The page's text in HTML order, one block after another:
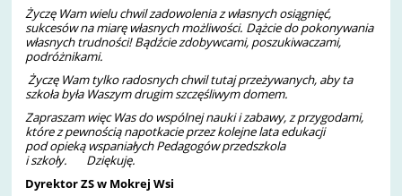
Życzę Wam wielu chwil zadowolenia z własnych osiągnięć,
sukcesów na miarę własnych możliwości. Dążcie do pokonywania
własnych trudności! Bądźcie zdobywcami, poszukiwaczami,
podróżnikami.
Życzę Wam tylko radosnych chwil tutaj przeżywanych, aby ta
szkoła była Waszym drugim szczęśliwym domem.
Zapraszam więc Was do wspólnej nauki i zabawy,z przygodami,
które z pewnością napotkacie przez kolejne lata edukacji
pod opieką wspaniałych Pedagogów przedszkola
i szkoły. Dziękuję.
Dyrektor ZS w Mokrej Wsi